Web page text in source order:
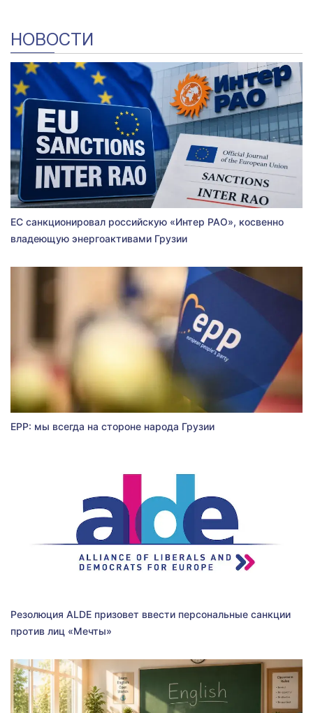
НОВОСТИ
ЕС санкционировал российскую «Интер РАО», косвенно
владеющую энергоактивами Грузии
EPP: мы всегда на стороне народа Грузии
Резолюция ALDE призовет ввести персональные санкции
против лиц «Мечты»